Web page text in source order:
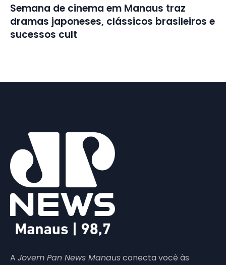
Semana de cinema em Manaus traz
dramas japoneses, clássicos brasileiros e
sucessos cult
A Jovem Pan News Manausconecta você às